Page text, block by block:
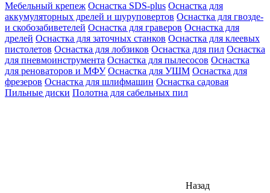
Мебельный крепеж Оснастка SDS-plus Оснастка для
аккумуляторных дрелей и шуруповертов Оснастка для гвозде-
и скобозабиветелей Оснастка для граверов Оснастка для
дрелей Оснастка для заточных станков Оснастка для клеевых
пистолетов Оснастка для лобзиков Оснастка для пил Оснастка
для пневмоинструмента Оснастка для пылесосов Оснастка
для реноваторов и МФУ Оснастка для УШМ Оснастка для
фрезеров Оснастка для шлифмашин Оснастка садовая
Пильные диски Полотна для сабельных пил
Назад